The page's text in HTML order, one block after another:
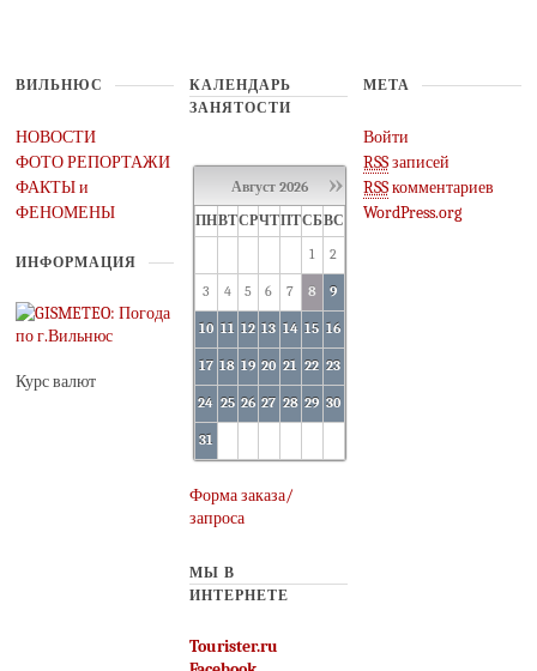
ВИЛЬНЮС
НОВОСТИ
ФОТО РЕПОРТАЖИ
ФАКТЫ и
ФЕНОМЕНЫ
ИНФОРМАЦИЯ
Курс валют
КАЛЕНДАРЬ
ЗАНЯТОСТИ
»
Август 2026
ПНВТСРЧТПТСБВС
1
2
3 4 5 6 7 8 9
10 11 12 13 14 15 16
17 18 19 20 21 22 23
24 25 26 27 28 29 30
31
Форма заказа/
запроса
МЫ В
ИНТЕРНЕТЕ
Tourister.ru
МЕТА
Войти
RSSзаписей
RSSкомментариев
WordPress.org